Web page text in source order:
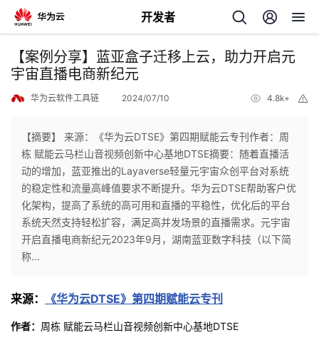
开发者
返
回
个
人
主
我
的
【案例分享】蓝亚盒子迁移上云，助力开启元
宇宙直播电商新纪元
华为云软件工具链 2024/07/10 4.8k+
【摘要】 来源：《华为云DTSE》第四期赋能云专刊作者：周
栋 赋能云马栏山音视频创新中心基地DTSE摘要：随着直播活
动的增加，蓝亚推出的Layaverse轻量元宇宙众创平台对系统
的稳定性和流量高峰值要求不断提升。华为云DTSE帮助客户优
化架构，提高了系统的高可用和直播的平稳性，优化后的平台
系统天然支持轻松扩容，满足高并发场景的直播需求。元宇宙
开启直播电商新纪元2023年9月，湖南蓝亚数字科技（以下简
称...
来源： 《华为云DTSE》第四期赋能云专刊
作者： 周栋 赋能云马栏山音视频创新中心基地DTSE